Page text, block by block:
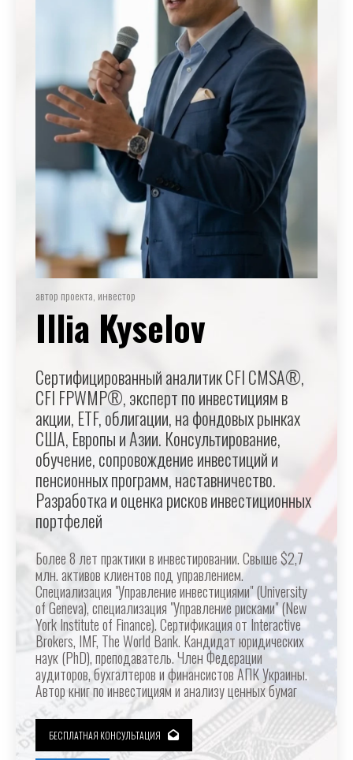
автор проекта, инвестор
Illia Kyselov
Сертифицированный аналитик CFI CMSA®,
CFI FPWMP®, эксперт по инвестициям в
акции, ETF, облигации, на фондовых рынках
США, Европы и Азии. Консультирование,
обучение, сопровождение инвестиций и
пенсионных программ, наставничество.
Разработка и оценка рисков инвестиционных
портфелей
Более 8 лет практики в инвестировании. Свыше $2,7
млн. активов клиентов под управлением.
Специализация "Управление инвестициями" (University
of Geneva), специализация "Управление рисками" (New
York Institute of Finance). Сертификация от Interactive
Brokers, IMF, The World Bank. Кандидат юридических
наук (PhD), преподаватель. Член Федерации
аудиторов, бухгалтеров и финансистов АПК Украины.
Автор книг по инвестициям и анализу ценных бумаг
БЕСПЛАТНАЯ КОНСУЛЬТАЦИЯ